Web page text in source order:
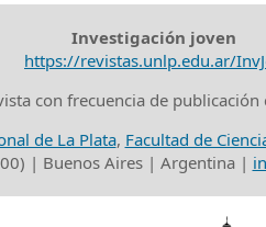
Investigación joven
https://revistas.unlp.edu.ar/
con frecuencia de
de La Plata, Facultad de
| Buenos Aires | Argentina |